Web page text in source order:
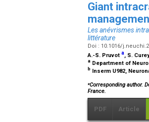
Giant
Les anévrismes
littérature
Doi : 10.1016/
A.-S. Pruvot a, S.
a Department of
b Inserm U982,
⁎Corresponding author.
France.
PDF Article